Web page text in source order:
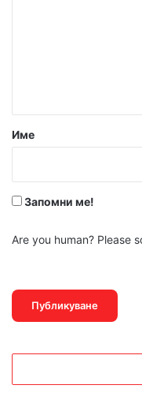
р
Име
Запомни ме!
Are you human? Please